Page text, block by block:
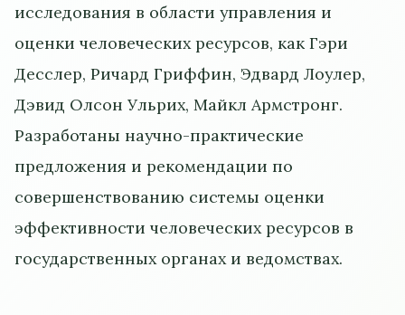
исследования в области управления и
оценки человеческих ресурсов, как Гэри
Десслер, Ричард Гриффин, Эдвард Лоулер,
Дэвид Олсон Ульрих, Майкл Армстронг.
Разработаны научно-практические
предложения и рекомендации по
совершенствованию системы оценки
эффективности человеческих ресурсов в
государственных органах и ведомствах.